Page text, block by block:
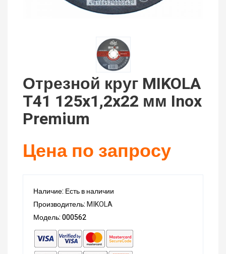
Отрезной круг MIKOLA
T41 125x1,2x22 мм Inox
Premium
Цена по запросу
Наличие: Есть в наличии
Производитель:MIKOLA
Модель: 000562